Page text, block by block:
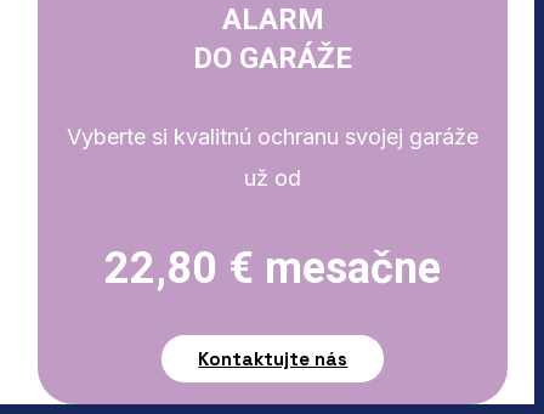
ALARM
DO GARÁŽE
Vyberte si kvalitnú ochranu svojej garáže
už od
22,80 € mesačne
Kontaktujte nás